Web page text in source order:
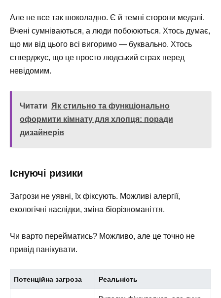
Але не все так шоколадно. Є й темні сторони медалі.
Вчені сумніваються, а люди побоюються. Хтось думає,
що ми від цього всі вигоримо — буквально. Хтось
стверджує, що це просто людський страх перед
невідомим.
Читати Як стильно та функціонально
оформити кімнату для хлопця: поради
дизайнерів
Існуючі ризики
Загрози не уявні, їх фіксують. Можливі алергії,
екологічні наслідки, зміна біорізноманіття.
Чи варто перейматись? Можливо, але це точно не
привід панікувати.
Потенційна загроза Реальність